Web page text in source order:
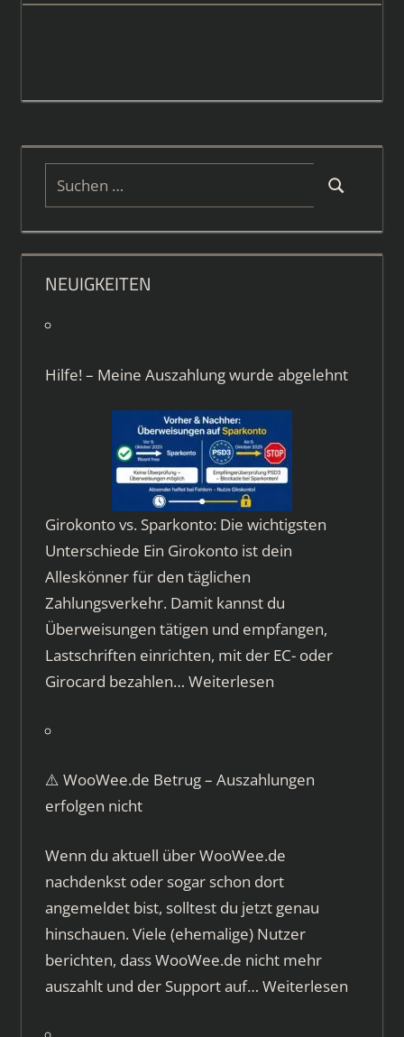
Suchen
nach:
Suchen
NEUIGKEITEN
Hilfe! – Meine Auszahlung wurde abgelehnt
Girokonto vs. Sparkonto: Die wichtigsten
Unterschiede Ein Girokonto ist dein
Alleskönner für den täglichen
Zahlungsverkehr. Damit kannst du
Überweisungen tätigen und empfangen,
Lastschriften einrichten, mit der EC- oder
Girocard bezahlen… Weiterlesen
⚠️ WooWee.de Betrug – Auszahlungen
erfolgen nicht
Wenn du aktuell über WooWee.de
nachdenkst oder sogar schon dort
angemeldet bist, solltest du jetzt genau
hinschauen. Viele (ehemalige) Nutzer
berichten, dass WooWee.de nicht mehr
auszahlt und der Support auf… Weiterlesen